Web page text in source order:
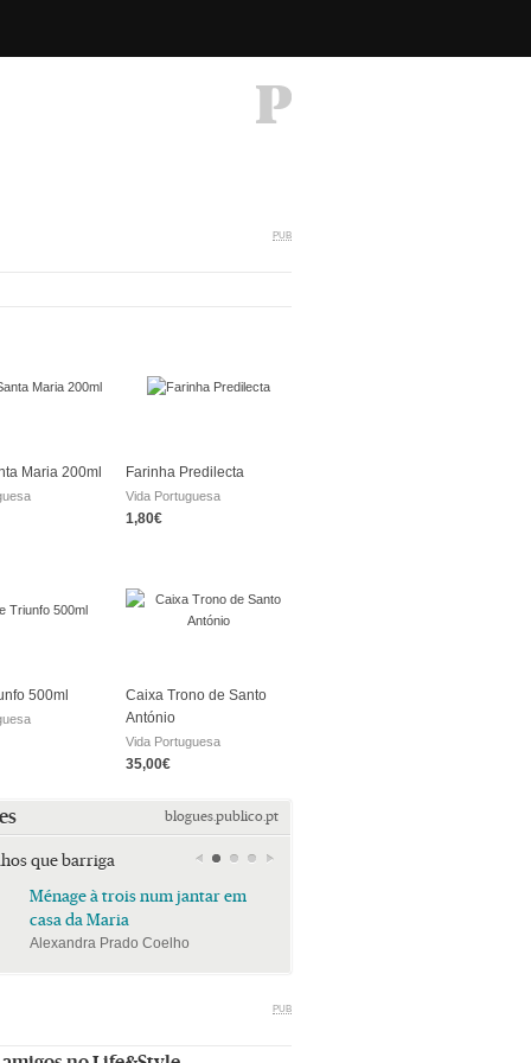
PUB
Maria 200ml Farinha Predilecta
Vida Portuguesa
1,80€
500ml
Caixa Trono de Santo
António
Vida Portuguesa
35,00€
blogues.publico.pt
que barriga
Ménage à trois num jantar em
casa da Maria
Alexandra Prado Coelho
PUB